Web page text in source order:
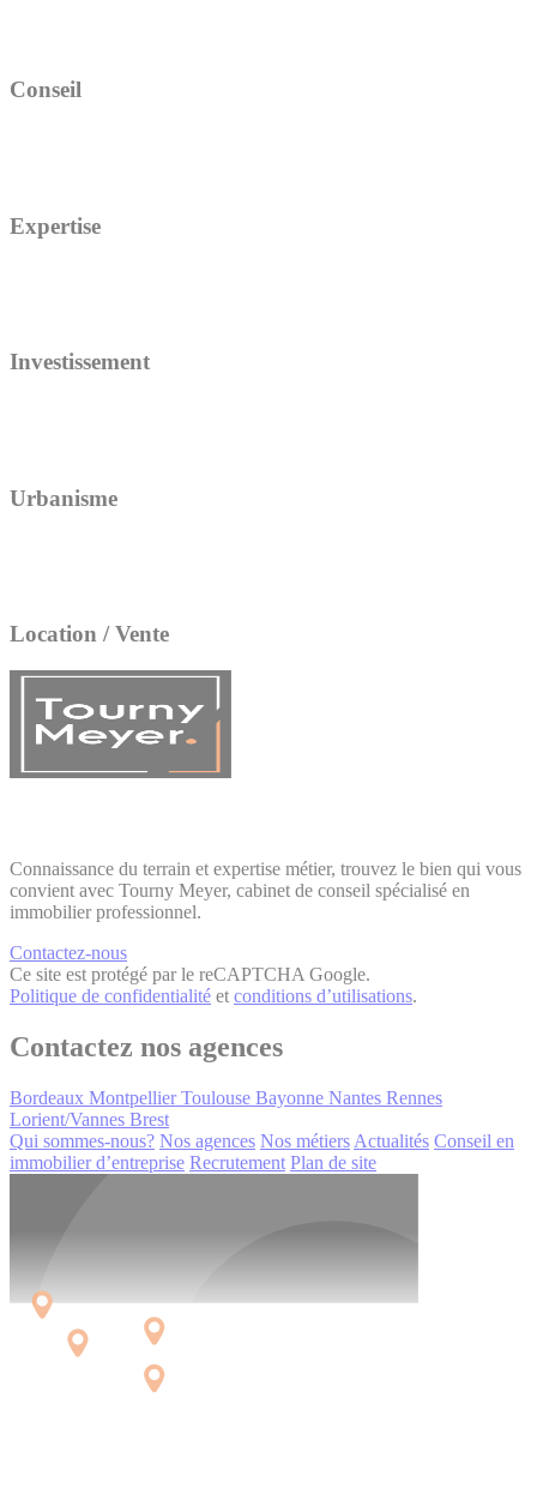
Conseil
Expertise
Investissement
Urbanisme
Location / Vente
Connaissance du terrain et expertise métier, trouvez le bien qui vous
convient avec Tourny Meyer, cabinet de conseil spécialisé en
immobilier professionnel.
Contactez-nous
Ce site est protégé par le reCAPTCHA Google.
Politique de confidentialité et conditions d’utilisations.
Contactez nos agences
Bordeaux Montpellier Toulouse Bayonne Nantes Rennes
Lorient/Vannes Brest
Qui sommes-nous? Nos agences Nos métiers Actualités Conseil en
immobilier d’entreprise Recrutement Plan de site